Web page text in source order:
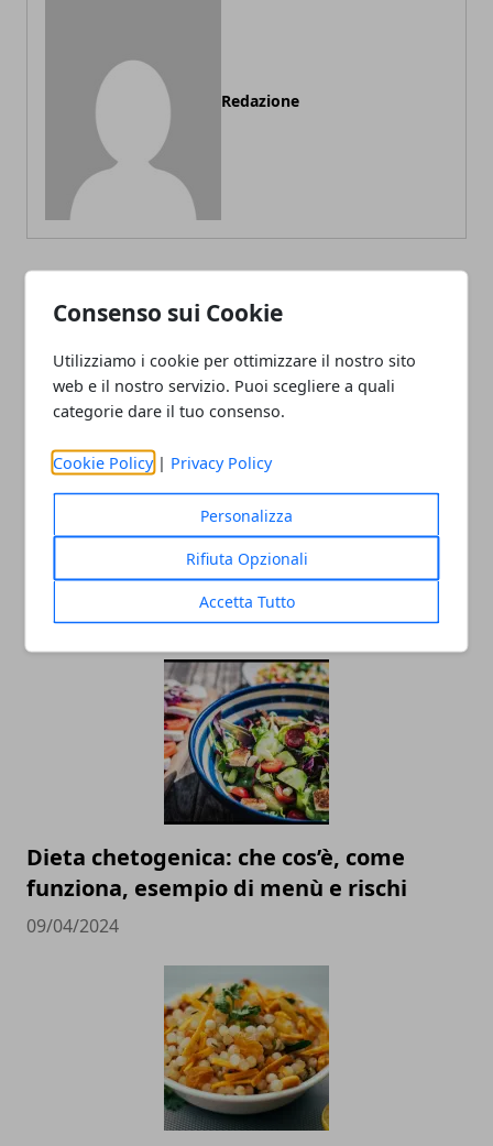
Consenso sui Cookie
Utilizziamo i cookie per ottimizzare il nostro sito
web e il nostro servizio. Puoi scegliere a quali
categorie dare il tuo consenso.
Cookie Policy | Privacy Policy
Personalizza
Rifiuta Opzionali
Accetta Tutto
Redazione
ARTICOLI CORRELATI
Fenilchetonuria Alimenti: Diagnosi e
Trattamento
24/02/2025
Dieta chetogenica: che cos’è, come
funziona, esempio di menù e rischi
09/04/2024